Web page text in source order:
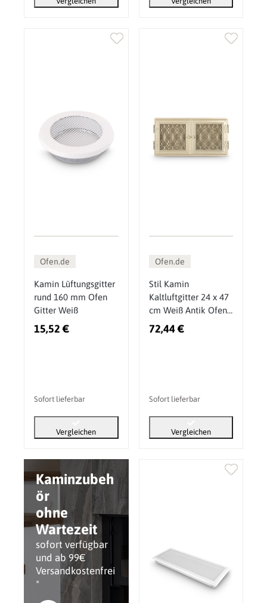
Kaminzubeh
ör
ohne
Wartezeit
sofort verfügbar
und ab 99€
Versandkostenfrei
*
Ofen.de
Kamin Lüftungsgitter
rund 160 mm Ofen
Gitter Weiß
15,52 €
Sofort lieferbar
Vergleichen
Ofen.de
Stil Kamin
Kaltluftgitter 24 x 47
cm Weiß Antik Ofen
Gitter
72,44 €
Sofort lieferbar
Vergleichen